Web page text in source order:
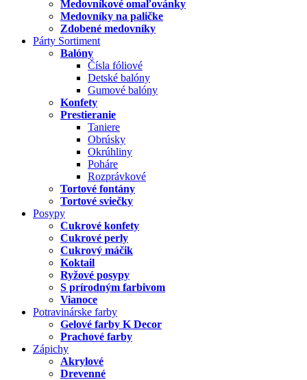
Medovníkové omaľovánky
Medovníky na paličke
Zdobené medovníky
Párty Sortiment
Balóny
Čísla fóliové
Detské balóny
Gumové balóny
Konfety
Prestieranie
Taniere
Obrúsky
Okrúhliny
Poháre
Rozprávkové
Tortové fontány
Tortové sviečky
Posypy
Cukrové konfety
Cukrové perly
Cukrový máčik
Koktail
Ryžové posypy
S prírodným farbivom
Vianoce
Potravinárske farby
Gelové farby K Decor
Prachové farby
Zápichy
Akrylové
Drevenné